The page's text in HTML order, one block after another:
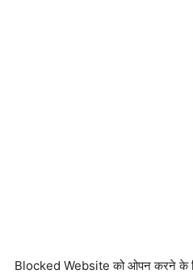
Blocked Website को ओपन करने के